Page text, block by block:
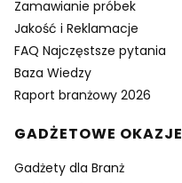
Zamawianie próbek
Jakość i Reklamacje
FAQ Najczęstsze pytania
Baza Wiedzy
Raport branżowy 2026
GADŻETOWE OKAZJE
Gadżety dla Branż